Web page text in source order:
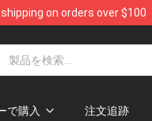
shipping on orders over $100
で購入 注文追跡